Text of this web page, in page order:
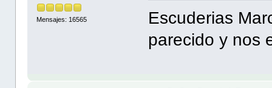
Mensajes: 16565
Escuderias
parecido y nos